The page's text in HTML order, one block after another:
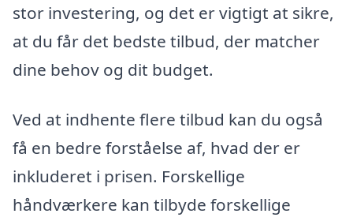
stor investering, og det er vigtigt at sikre,
at du får det bedste tilbud, der matcher
dine behov og dit budget.
Ved at indhente flere tilbud kan du også
få en bedre forståelse af, hvad der er
inkluderet i prisen. Forskellige
håndværkere kan tilbyde forskellige